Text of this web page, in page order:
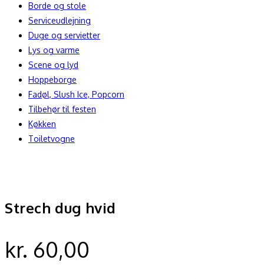
Borde og stole
Serviceudlejning
Duge og servietter
Lys og varme
Scene og lyd
Hoppeborge
Fadøl, Slush Ice, Popcorn
Tilbehør til festen
Køkken
Toiletvogne
Strech dug hvid
kr. 60,00